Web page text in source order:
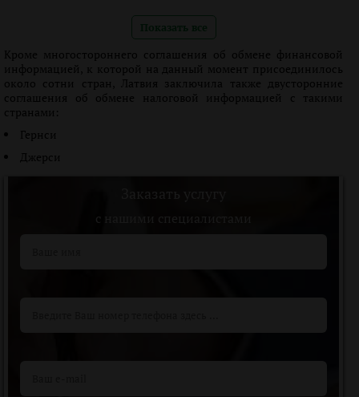
Показать все
Кроме многостороннего соглашения об обмене финансовой
информацией, к которой на данный момент присоединилось
около сотни стран, Латвия заключила также двусторонние
соглашения об обмене налоговой информацией с такими
странами:
Гернси
Джерси
c нашими специалистами